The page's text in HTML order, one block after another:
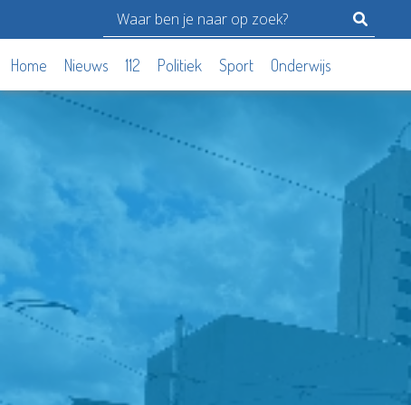
Home Nieuws 112 Politiek Sport Onderwijs